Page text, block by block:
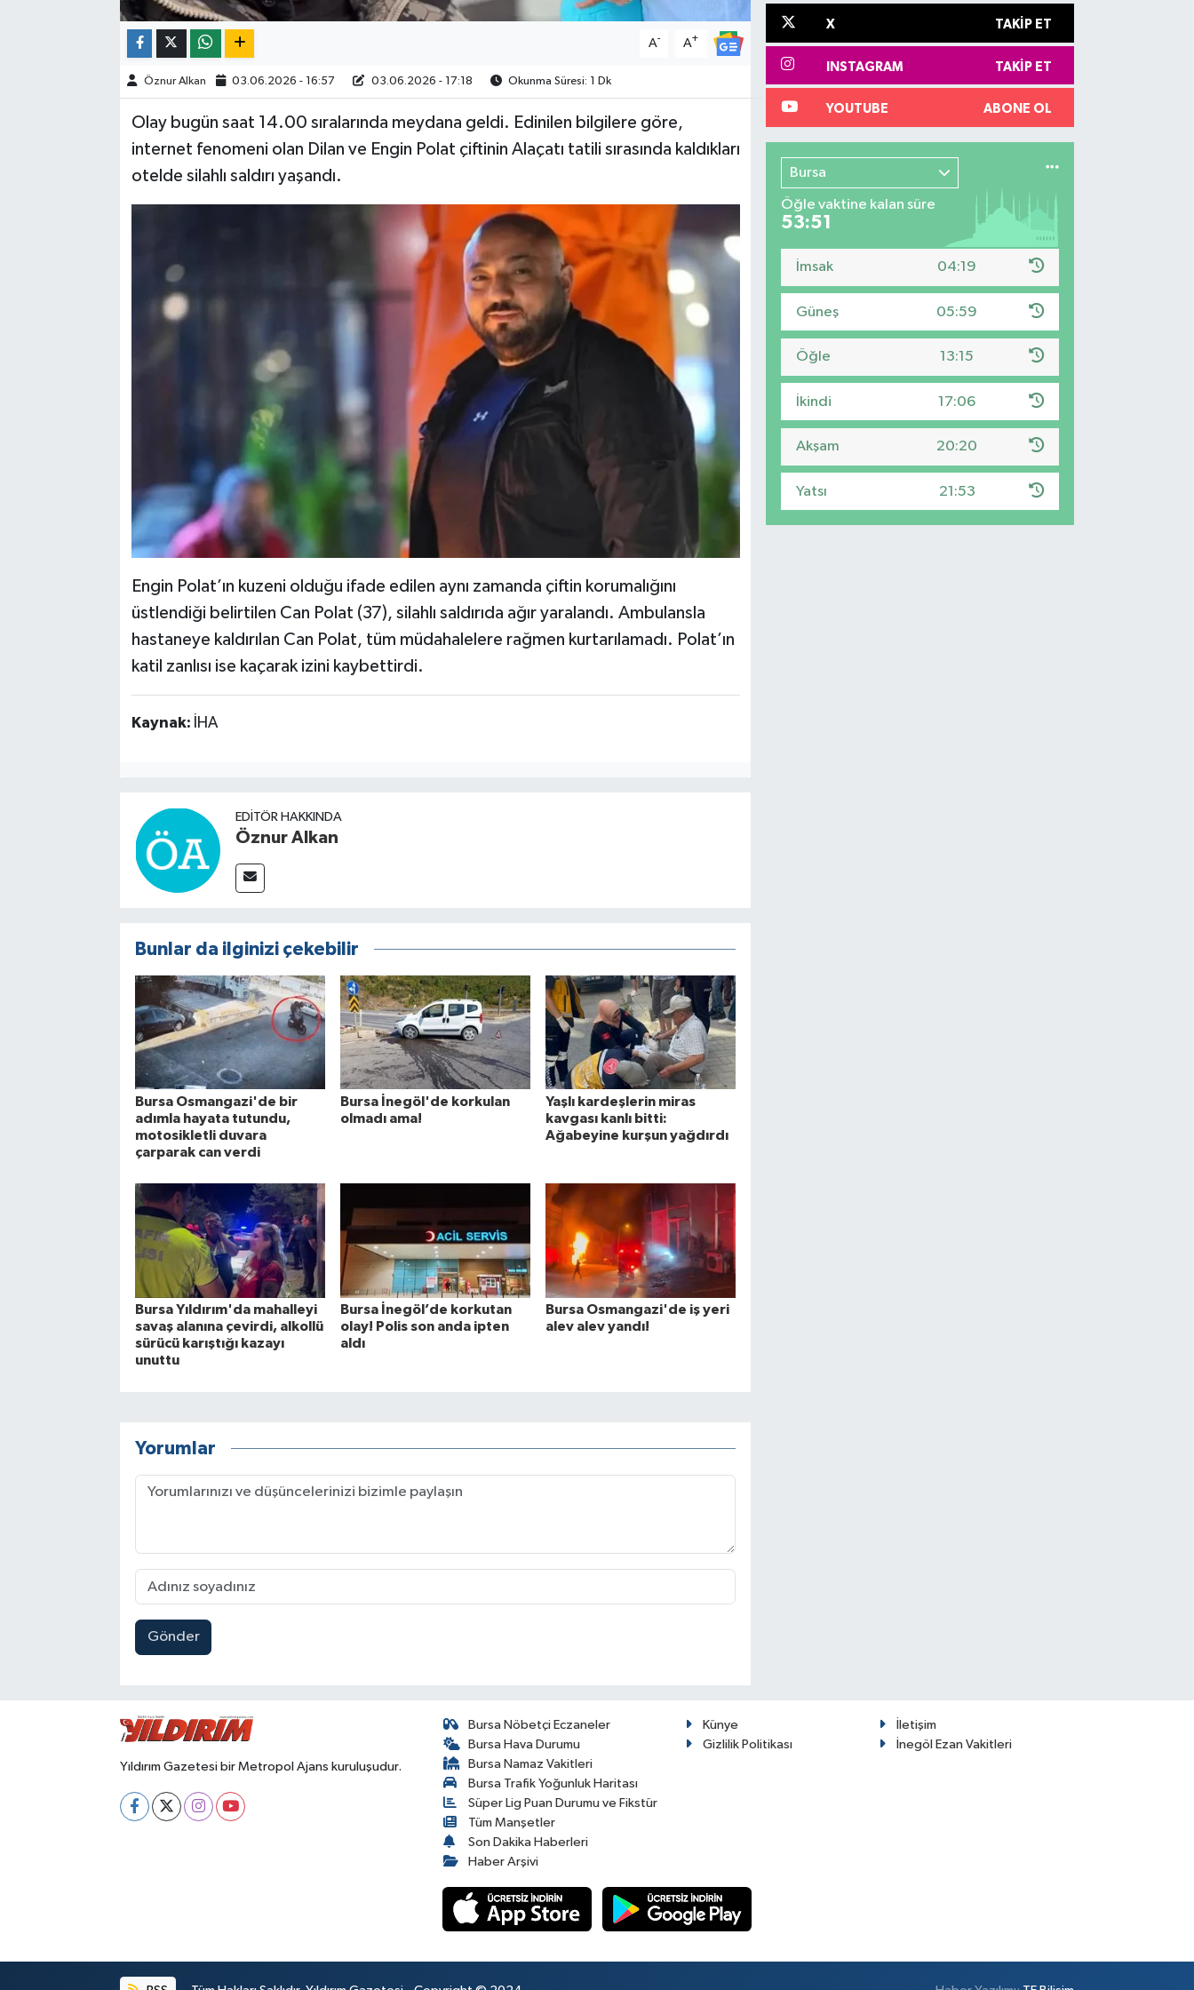
A- A+
Öznur Alkan 03.06.2026 - 16:57 03.06.2026 - 17:18 Okunma Süresi: 1 Dk
Olay bugün saat 14.00 sıralarında meydana geldi. Edinilen bilgilere göre,
internet fenomeni olan Dilan ve Engin Polat çiftinin Alaçatı tatili sırasında kaldıkları
otelde silahlı saldırı yaşandı.
Engin Polat’ın kuzeni olduğu ifade edilen aynı zamanda çiftin korumalığını
üstlendiği belirtilen Can Polat (37), silahlı saldırıda ağır yaralandı. Ambulansla
hastaneye kaldırılan Can Polat, tüm müdahalelere rağmen kurtarılamadı. Polat’ın
katil zanlısı ise kaçarak izini kaybettirdi.
Kaynak: İHA
EDITÖR HAKKINDA
Öznur Alkan
Bunlar da ilginizi çekebilir
Bursa Osmangazi'de bir
adımla hayata tutundu,
motosikletli duvara
çarparak can verdi
Bursa İnegöl'de korkulan
olmadı ama!
Yaşlı kardeşlerin miras
kavgası kanlı bitti:
Ağabeyine kurşun yağdırdı
Bursa Yıldırım'da mahalleyi
savaş alanına çevirdi, alkollü
sürücü karıştığı kazayı
unuttu
Bursa İnegöl’de korkutan
olay! Polis son anda ipten
aldı
Bursa Osmangazi'de iş yeri
alev alev yandı!
Yorumlar
Gönder
X TAKIP ET
INSTAGRAM TAKIP ET
YOUTUBE ABONE OL
Bursa
Öğle vaktine kalan süre
53:50
İmsak 04:19
Güneş 05:59
Öğle 13:15
İkindi 17:06
Akşam 20:20
Yatsı 21:53
Yıldırım Gazetesi bir Metropol Ajans kuruluşudur.
Bursa Nöbetçi Eczaneler
Bursa Hava Durumu
Bursa Namaz Vakitleri
Bursa Trafik Yoğunluk Haritası
Süper Lig Puan Durumu ve Fikstür
Tüm Manşetler
Son Dakika Haberleri
Haber Arşivi
Künye
İletişim
Gizlilik Politikası
İnegöl Ezan Vakitleri